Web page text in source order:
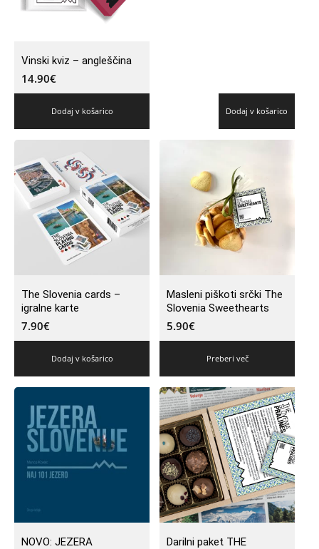
Vinski kviz – angleščina
14.90€
Dodaj v košarico Dodaj v košarico
The Slovenia cards –
igralne karte
7.90€
Dodaj v košarico
Masleni piškoti srčki The
Slovenia Sweethearts
5.90€
Preberi več
NOVO: JEZERA Darilni paket THE